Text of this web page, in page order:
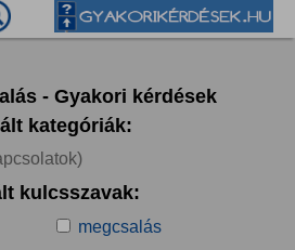
- Gyakori kérdések
kategóriák:
kulcsszavak:
megcsalás